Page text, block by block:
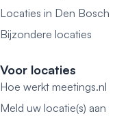
Locaties in Den Bosch
Bijzondere locaties
Voor locaties
Hoe werkt meetings.nl
Meld uw locatie(s) aan